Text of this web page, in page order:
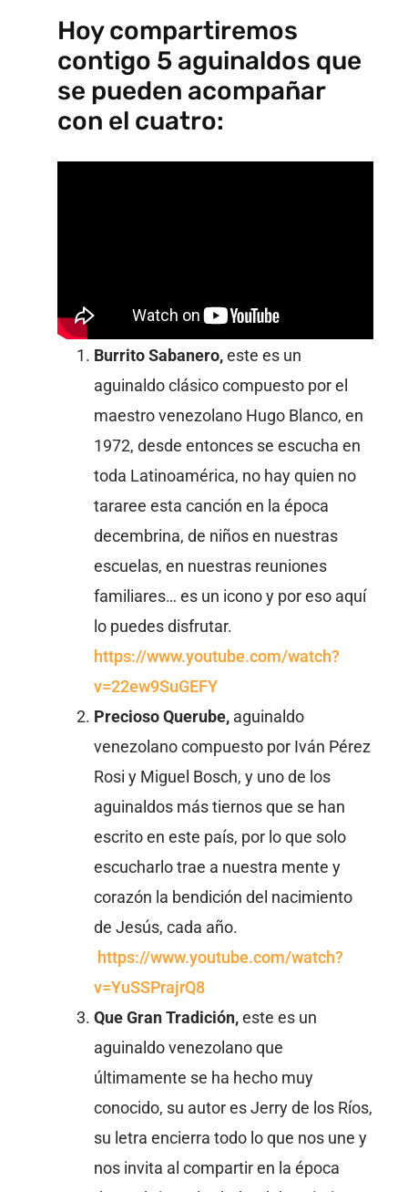
Hoy compartiremos
contigo 5 aguinaldos que
se pueden acompañar
con el cuatro:
Burrito Sabanero, este es un
aguinaldo clásico compuesto por el
maestro venezolano Hugo Blanco, en
1972, desde entonces se escucha en
toda Latinoamérica, no hay quien no
tararee esta canción en la época
decembrina, de niños en nuestras
escuelas, en nuestras reuniones
familiares… es un icono y por eso aquí
lo puedes disfrutar.
https://www.youtube.com/watch?
v=22ew9SuGEFY
Precioso Querube, aguinaldo
venezolano compuesto por Iván Pérez
Rosi y Miguel Bosch, y uno de los
aguinaldos más tiernos que se han
escrito en este país, por lo que solo
escucharlo trae a nuestra mente y
corazón la bendición del nacimiento
de Jesús, cada año.
https://www.youtube.com/watch?
v=YuSSPrajrQ8
Que Gran Tradición, este es un
aguinaldo venezolano que
últimamente se ha hecho muy
conocido, su autor es Jerry de los Ríos,
su letra encierra todo lo que nos une y
nos invita al compartir en la época